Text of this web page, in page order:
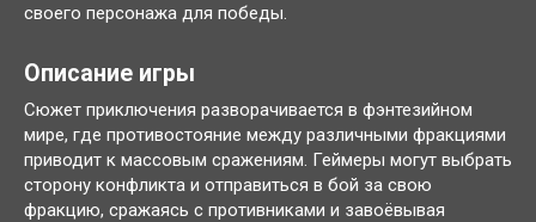
своего персонажа для победы.
Описание игры
Сюжет приключения разворачивается в фэнтезийном
мире, где противостояние между различными фракциями
приводит к массовым сражениям. Геймеры могут выбрать
сторону конфликта и отправиться в бой за свою
фракцию, сражаясь с противниками и завоёвывая